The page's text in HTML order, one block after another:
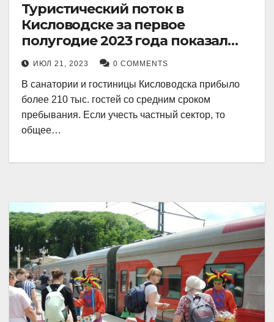
Туристический поток в
Кисловодске за первое
полугодие 2023 года показал
рекордный рост в 21 процент.
ИЮЛ 21, 2023 0 COMMENTS
В санатории и гостиницы Кисловодска прибыло
более 210 тыс. гостей со средним сроком
пребывания. Если учесть частный сектор, то
общее…